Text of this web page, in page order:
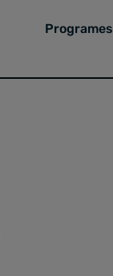
Programes